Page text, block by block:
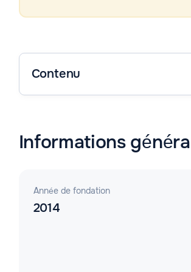
Contenu
Informations
Année de fondation
2014